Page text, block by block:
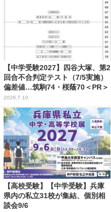
【中学受験2027】四谷大塚、第2
回合不合判定テスト（7/5実施）
偏差値…筑駒74・桜蔭70＜PR＞
2026.7.10
【高校受験】【中学受験】兵庫
県内の私立31校が集結、個別相
談会9/6